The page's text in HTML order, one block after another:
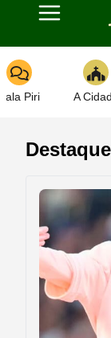
Toggle
Piri A